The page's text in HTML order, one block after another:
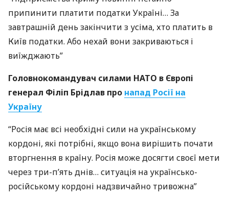
припинити платити податки Україні… За
завтрашній день закінчити з усіма, хто платить в
Київ податки. Або нехай вони закриваються і
виїжджають”
Головнокомандувач силами НАТО в Європі
генерал Філіп Брідлав про напад Росії на
Україну
“Росія має всі необхідні сили на українському
кордоні, які потрібні, якщо вона вирішить почати
вторгнення в країну. Росія може досягти своєї мети
через три-п’ять днів… ситуація на українсько-
російському кордоні надзвичайно тривожна”